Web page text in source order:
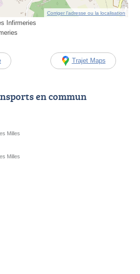
Corriger l’adresse ou la localisation
Infirmeries
Trajet Maps
en commun
Milles
Milles